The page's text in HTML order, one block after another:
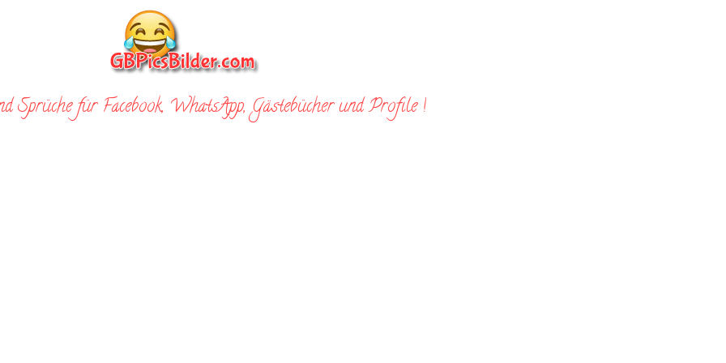
Sprüche für Facebook, WhatsApp, Gästebücher und Profile !